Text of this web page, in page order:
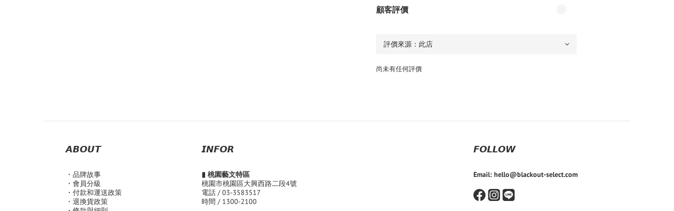
顧客評價
尚未有任何評價
𝘼𝘽𝙊𝙐𝙏
・品牌故事
・會員分級
・付款和運送政策
・退換貨政策
𝙄𝙉𝙁𝙊𝙍
▮ 桃園藝文特區
桃園市桃園區大興西路二段4號
電話 / 03-3583517
時間 / 1300-2100
𝙁𝙊𝙇𝙇𝙊𝙒
Email: hello@blackout-select.com